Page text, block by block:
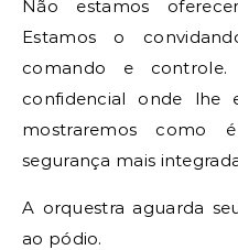
Não estamos
Estamos o
comando e controle.
confidencial onde lhe
mostraremos como
segurança mais
A orquestra aguarda
ao pódio.